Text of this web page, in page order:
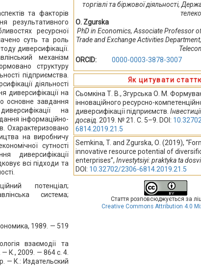
та факторів
результативного
ресурсної
суть та роль
диверсифікації.
механізм
структуру
підприємства.
діяльності
диверсифікації на
основне завдання
на
інформаційно-
Охарактеризовано
на виробничу
сутності
диверсифікації
всі підходи та
потенціал;
система;
1989. — 519
взаємодії та
К., 2009. — 864 с. 4.
— К.: Издательский
торгівлі та біржової діяльності,
О. Zgurska
PhD in Economics, Associate Professor
Trade and Exchange Activities
ORCID:
0000-0003-3878-3007
Як цитувати
Сьомкіна Т. В., Згурська О. М.
інноваційного ресурсно-
диверсифікації підприємств.
досвід. 2019. № 21. С. 5–9. DOI:
6814.2019.21.5
Semkina, T. and Zgurska, О. (2019),
innovative resource potential of
enterprises”, Investytsiyi: praktyka ta
DOI: 10.32702/2306-6814.2019.21.5
Стаття розповсюджується за
Creative Commons Attribution 4.0